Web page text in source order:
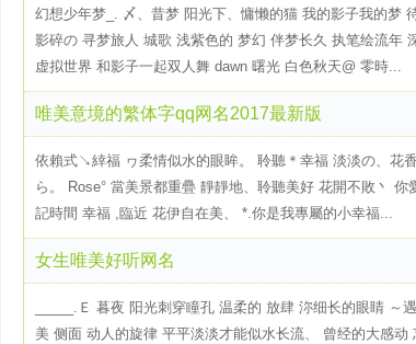
幻想少年梦_. 〆、昔梦 阳光下、慵懒的猫 我的影子我的梦
影碎の 寻梦旅人 城歌 浅紫色的 梦幻 伴梦长久 执笔绘流年
虚拟世界 和影子一起双人舞 dawn 曙光 白色秋天@ 零時...
唯美意境的繁体字qq网名2017最新版
依賴式↘緈福 ヮ柔情似水的眼眸。 聆聽＊幸福 淡淡の、花
ら。 Rose° 當美景都重疊 靜靜地、聆聽美好 花開不敗丶
記時間 幸福 ,臨近 花伊自在美、 *.你是我專屬的小幸福...
女生唯美好听网名
_____.Ｅ 暮夜 阳光刺穿瞳孔 温柔的 放肆 沵细长的眼睛
美 侧面 动人的旋律 平平淡淡才能似水长流、 曾经的大感